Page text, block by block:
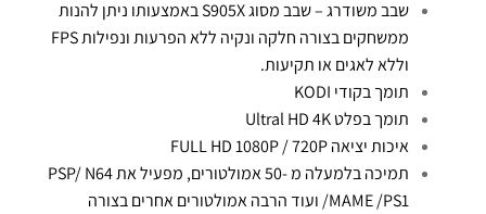
שבב משודרג – שבב מסוג S905X באמצעותו ניתן להנות
ממשחקים בצורה חלקה ונקיה ללא הפרעות ונפילות FPS
וללא לאגים או תקיעות.
תומך בקודי KODI
תומך בפלט Ultral HD 4K
איכות יציאה FULL HD 1080P / 720P
תמיכה בלמעלה מ -50 אמולטורים, מפעיל את PSP/ N64
/MAME /PS1 ועוד הרבה אמולטורים אחרים בצורה